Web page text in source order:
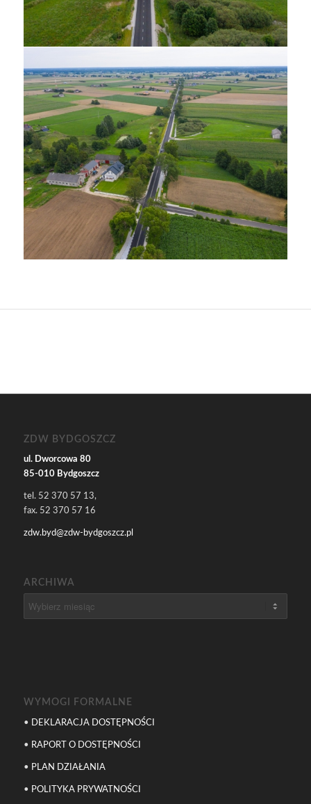
ZDW BYDGOSZCZ
ul. Dworcowa 80
85-010 Bydgoszcz
tel. 52 370 57 13,
fax. 52 370 57 16
zdw.byd@zdw-bydgoszcz.pl
ARCHIWA
WYMOGI FORMALNE
• DEKLARACJA DOSTĘPNOŚCI
• RAPORT O DOSTĘPNOŚCI
• PLAN DZIAŁANIA
• POLITYKA PRYWATNOŚCI